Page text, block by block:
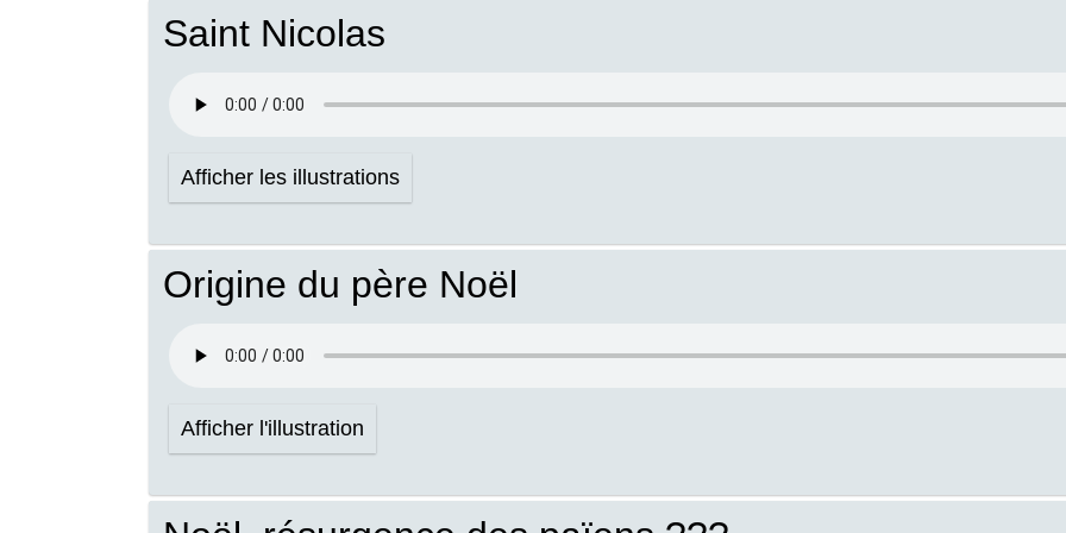
Saint Nicolas
Afficher les illustrations
Origine du père Noël
Afficher l'illustration